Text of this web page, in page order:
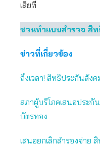
เสียที
ชวนทำเเบบสำรวจ สิ
ข่าวที่เกี่ยวข้อง
ถึงเวลา! สิทธิประกันสัง
สภาผู้บริโภคเสนอประกั
บัตรทอง
เสนอยกเลิกสำรองจ่าย